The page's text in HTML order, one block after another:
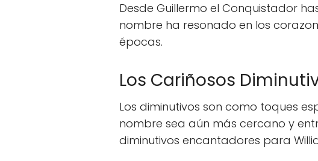
Desde Guillermo el Conquistador
nombre ha resonado en los
épocas.
Los Cariñosos
Los diminutivos son como toques
nombre sea aún más cercano y
diminutivos encantadores para